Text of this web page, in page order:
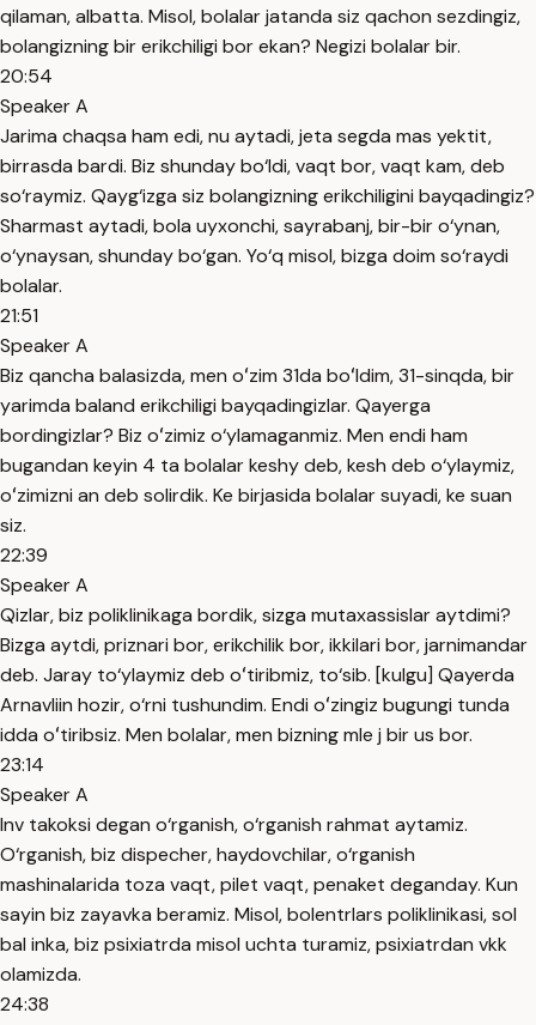
qilaman, albatta. Misol, bolalar jatanda siz qachon sezdingiz,
bolangizning bir erikchiligi bor ekan? Negizi bolalar bir.
20:54
Speaker A
Jarima chaqsa ham edi, nu aytadi, jeta segda mas yektit,
birrasda bardi. Biz shunday bo‘ldi, vaqt bor, vaqt kam, deb
so‘raymiz. Qayg‘izga siz bolangizning erikchiligini bayqadingiz?
Sharmast aytadi, bola uyxonchi, sayrabanj, bir-bir o‘ynan,
o‘ynaysan, shunday bo‘gan. Yo‘q misol, bizga doim so‘raydi
bolalar.
21:51
Speaker A
Biz qancha balasizda, men oʻzim 31da boʻldim, 31-sinqda, bir
yarimda baland erikchiligi bayqadingizlar. Qayerga
bordingizlar? Biz oʻzimiz o‘ylamaganmiz. Men endi ham
bugandan keyin 4 ta bolalar keshy deb, kesh deb o‘ylaymiz,
oʻzimizni an deb solirdik. Ke birjasida bolalar suyadi, ke suan
siz.
22:39
Speaker A
Qizlar, biz poliklinikaga bordik, sizga mutaxassislar aytdimi?
Bizga aytdi, priznari bor, erikchilik bor, ikkilari bor, jarnimandar
deb. Jaray to‘ylaymiz deb oʻtiribmiz, to‘sib. [kulgu] Qayerda
Arnavliin hozir, o‘rni tushundim. Endi oʻzingiz bugungi tunda
idda oʻtiribsiz. Men bolalar, men bizning mle j bir us bor.
23:14
Speaker A
Inv takoksi degan o‘rganish, o‘rganish rahmat aytamiz.
O‘rganish, biz dispecher, haydovchilar, o‘rganish
mashinalarida toza vaqt, pilet vaqt, penaket deganday. Kun
sayin biz zayavka beramiz. Misol, bolentrlars poliklinikasi, sol
bal inka, biz psixiatrda misol uchta turamiz, psixiatrdan vkk
olamizda.
24:38